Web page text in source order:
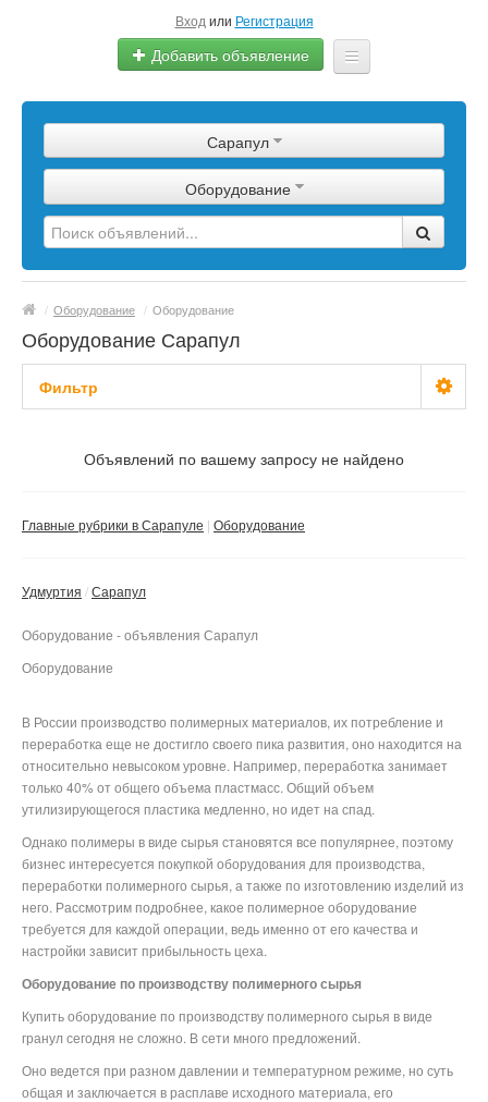
Вход или Регистрация
Добавить объявление
Сырье
Изделия
Оборудование
Еще
Сарапул
Оборудование
/ Оборудование / Оборудование
Оборудование Сарапул
Фильтр
Объявлений по вашему запросу не найдено
Главные рубрики в Сарапуле Оборудование
Удмуртия Сарапул
Оборудование - объявления Сарапул
Оборудование
В России производство полимерных материалов, их потребление и
переработка еще не достигло своего пика развития, оно находится на
относительно невысоком уровне. Например, переработка занимает
только 40% от общего объема пластмасс. Общий объем
утилизирующегося пластика медленно, но идет на спад.
Однако полимеры в виде сырья становятся все популярнее, поэтому
бизнес интересуется покупкой оборудования для производства,
переработки полимерного сырья, а также по изготовлению изделий из
него. Рассмотрим подробнее, какое полимерное оборудование
требуется для каждой операции, ведь именно от его качества и
настройки зависит прибыльность цеха.
Оборудование по производству полимерного сырья
Купить оборудование по производству полимерного сырья в виде
гранул сегодня не сложно. В сети много предложений.
Оно ведется при разном давлении и температурном режиме, но суть
общая и заключается в расплаве исходного материала, его